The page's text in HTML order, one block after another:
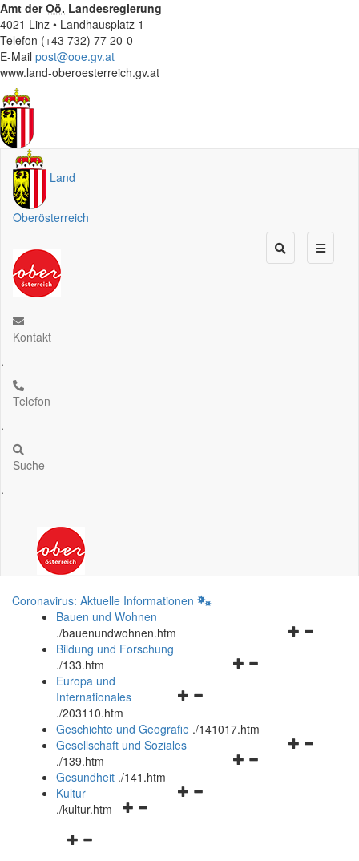
Amt derOö. Landesregierung
4021 Linz • Landhausplatz 1
Telefon (+43 732) 77 20-0
E-Mail post@ooe.gv.at
www.land-oberoesterreich.gv.at
Land
Oberösterreich
Kontakt
.
Telefon
.
Suche
.
Coronavirus: Aktuelle Informationen
Bauen und Wohnen
./bauenundwohnen.htm
Navigationsmenü
Bildung und Forschung
./133.htm
Navigationsmenü
und
schließen
Europa und
Internationales
./203110.htm
Geschichte und Geografie ./141017.htm
Navigationsmenü
Gesellschaft und Soziales
./139.htm
Navigationsmenü
Gesundheit ./141.htm
Navigationsmenü
Kultur
./kultur.htm
Navigationsmenü